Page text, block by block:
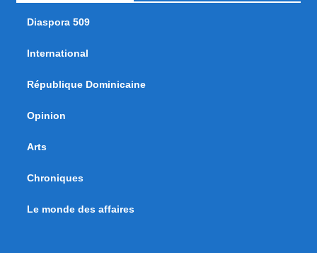
Diaspora 509
International
République Dominicaine
Opinion
Arts
Chroniques
Le monde des affaires